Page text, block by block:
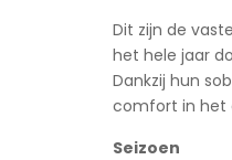
Dit zijn de
het hele jaar
Dankzij hun
comfort in het
Seizoen